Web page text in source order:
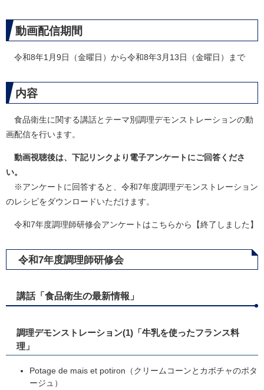
動画配信期間
令和8年1月9日（金曜日）から令和8年3月13日（金曜日）まで
内容
食品衛生に関する講話とテーマ別調理デモンストレーションの動
画配信を行います。
動画視聴後は、下記リンクより電子アンケートにご回答くださ
い。
※アンケートに回答すると、令和7年度調理デモンストレーション
のレシピをダウンロードいただけます。
令和7年度調理師研修会アンケートはこちらから【終了しました】
令和7年度調理師研修会
講話「食品衛生の最新情報」
調理デモンストレーション(1)「牛乳を使ったフランス料
理」
Potage de mais et potiron（クリームコーンとカボチャのポタ
ージュ）